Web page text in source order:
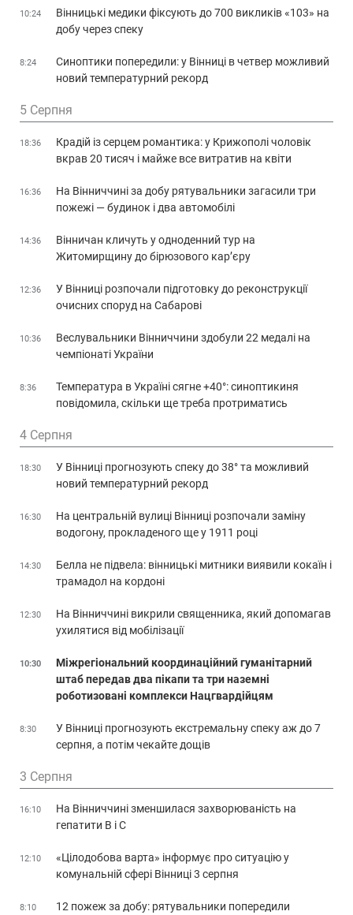
10:24
Вінницькі медики фіксують до 700 викликів «103» на
добу через спеку
8:24
Синоптики попередили: у Вінниці в четвер можливий
новий температурний рекорд
5 Серпня
18:36
Крадій із серцем романтика: у Крижополі чоловік
вкрав 20 тисяч і майже все витратив на квіти
16:36
На Вінниччині за добу рятувальники загасили три
пожежі — будинок і два автомобілі
14:36
Вінничан кличуть у одноденний тур на
Житомирщину до бірюзового кар’єру
12:36
У Вінниці розпочали підготовку до реконструкції
очисних споруд на Сабарові
10:36
Веслувальники Вінниччини здобули 22 медалі на
чемпіонаті України
8:36
Температура в Україні сягне +40°: синоптикиня
повідомила, скільки ще треба протриматись
4 Серпня
18:30
У Вінниці прогнозують спеку до 38° та можливий
новий температурний рекорд
16:30
На центральній вулиці Вінниці розпочали заміну
водогону, прокладеного ще у 1911 році
14:30
Белла не підвела: вінницькі митники виявили кокаїн і
трамадол на кордоні
12:30
На Вінниччині викрили священника, який допомагав
ухилятися від мобілізації
10:30
Міжрегіональний координаційний гуманітарний
штаб передав два пікапи та три наземні
роботизовані комплекси Нацгвардійцям
8:30
У Вінниці прогнозують екстремальну спеку аж до 7
серпня, а потім чекайте дощів
3 Серпня
16:10
На Вінниччині зменшилася захворюваність на
гепатити В і С
12:10
«Цілодобова варта» інформує про ситуацію у
комунальній сфері Вінниці 3 серпня
8:10
12 пожеж за добу: рятувальники попередили